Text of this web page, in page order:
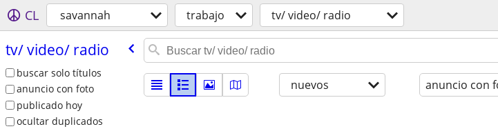
CL savannah trabajo tv/ video/ radio
tv/​ video/​ radio
buscar solo títulos
anuncio con foto
publicado hoy
ocultar duplicados
nuevos anuncio con